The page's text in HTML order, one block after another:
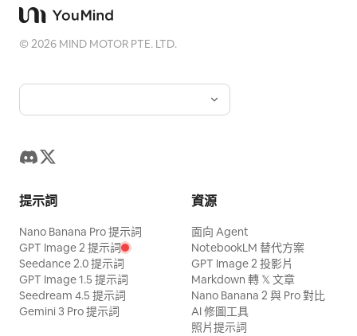
©2026 MIND MOTOR PTE. LTD.
提示詞
Nano Banana Pro 提示詞
GPT Image 2 提示詞
Seedance 2.0 提示詞
GPT Image 1.5 提示詞
Seedream 4.5 提示詞
Gemini 3 Pro 提示詞
資源
面向 Agent
NotebookLM 替代方案
GPT Image 2 投影片
Markdown 轉 𝕏 文章
Nano Banana 2 與 Pro 對比
AI 修圖工具
照片提示詞